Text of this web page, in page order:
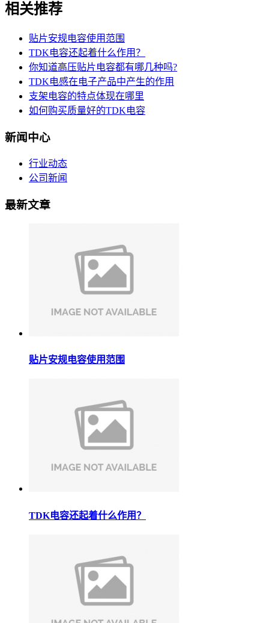
相关推荐
贴片安规电容使用范围
TDK电容还起着什么作用？
你知道高压贴片电容都有哪几种吗?
TDK电感在电子产品中产生的作用
支架电容的特点体现在哪里
如何购买质量好的TDK电容
新闻中心
行业动态
公司新闻
最新文章
贴片安规电容使用范围
TDK电容还起着什么作用？